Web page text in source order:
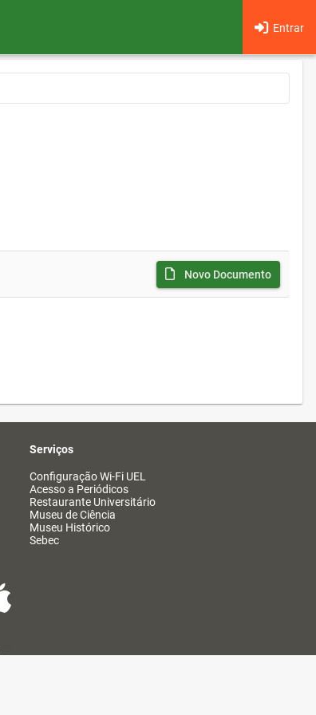
Entrar
Novo Documento
Serviços
Configuração Wi-Fi UEL
Acesso a Periódicos
Restaurante Universitário
Museu de Ciência
Museu Histórico
Sebec